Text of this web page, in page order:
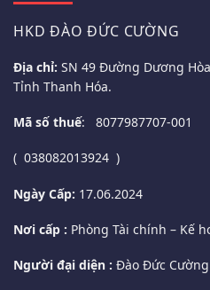
HKD ĐÀO ĐỨC CƯỜNG
Địa chỉ: SN 49 Đường Dương
Tỉnh Thanh Hóa.
Mã số thuế: 8077987707-001
( 038082013924 )
Ngày Cấp: 17.06.2024
Nơi cấp : Phòng Tài chính – Kế
Người đại diện : Đào Đức Cường